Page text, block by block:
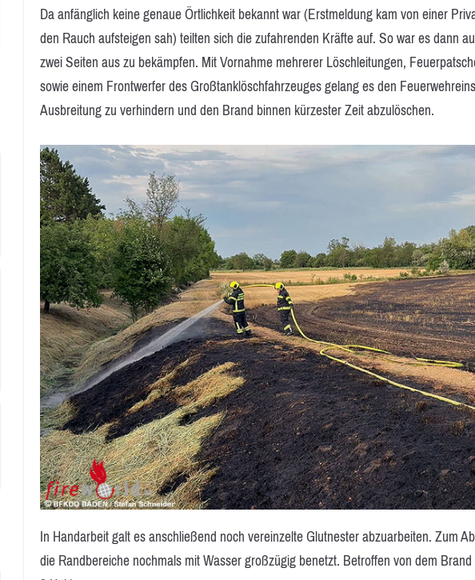
Da anfänglich keine genaue Örtlichkeit bekannt war (Erstmeldung kam von einer
den Rauch aufsteigen sah) teilten sich die zufahrenden Kräfte auf. So war es dann
zwei Seiten aus zu bekämpfen. Mit Vornahme mehrerer Löschleitungen,
sowie einem Frontwerfer des Großtanklöschfahrzeuges gelang es den
Ausbreitung zu verhindern und den Brand binnen kürzester Zeit abzulöschen.
In Handarbeit galt es anschließend noch vereinzelte Glutnester abzuarbeiten. Zum
die Randbereiche nochmals mit Wasser großzügig benetzt. Betroffen von dem